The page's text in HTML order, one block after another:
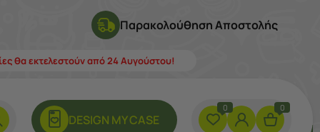
Παρακολούθηση Αποστολής
θα εκτελεστούν από 24 Αυγούστου!
DESIGN ΜY CASE
0 0